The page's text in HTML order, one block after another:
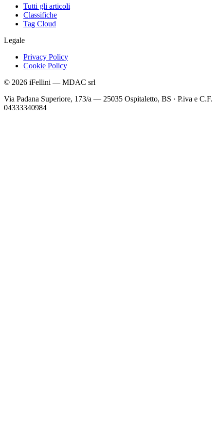
Tutti gli articoli
Classifiche
Tag Cloud
Legale
Privacy Policy
Cookie Policy
© 2026 iFellini — MDAC srl
Via Padana Superiore, 173/a — 25035 Ospitaletto, BS · P.iva e C.F.
04333340984